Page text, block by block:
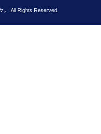
。 .All Rights Reserved.